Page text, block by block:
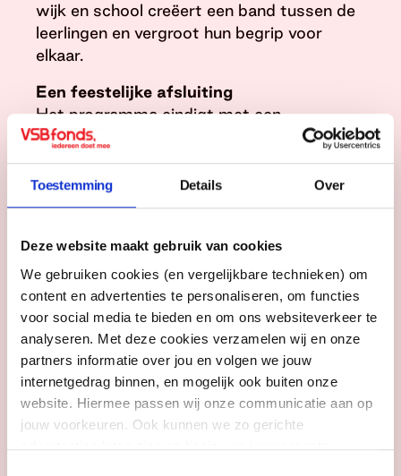
Toestemming Details Over
Deze website maakt gebruik van cookies
We gebruiken cookies (en vergelijkbare technieken) om
content en advertenties te personaliseren, om functies
voor social media te bieden en om ons websiteverkeer te
analyseren. Met deze cookies verzamelen wij en onze
partners informatie over jou en volgen we jouw
internetgedrag binnen, en mogelijk ook buiten onze
website. Hiermee passen wij onze communicatie aan op
jouw voorkeuren. Ook kunnen we zo gerichte
wijk en school creëert een band tussen de
leerlingen en vergroot hun begrip voor
elkaar.
Een feestelijke afsluiting
Het programma eindigt met een
gezamenlijk dagdeel, waarbij alle leerlingen
samenkomen voor estafettespellen en een
feestelijke afsluiting met hapjes en soms
muziek. ‘Dit is het moment waarop de
vertrouwen echt zichtbaar worden. We
vragen kinderen op een speelse manier
hierop te reflecteren’, vertelt Tesora. ‘De
afsluiting is een viering van hoe
vanzelfsprekend nieuwe vriendschappen
kunnen ontstaan. Maar óók een kans voor
de kinderen om na te denken over hoe je
spreekt over onderlinge verschillen en de
waarde van samenwerking en inclusie. De